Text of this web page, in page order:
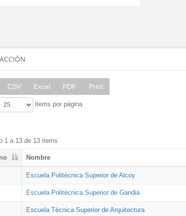
CSV Excel PDF Print
items por página
1 a 13 de 13 items
Nombre
Escuela Politécnica Superior de Alcoy
Escuela Politécnica Superior de Gandia
Escuela Técnica Superior de Arquitectura